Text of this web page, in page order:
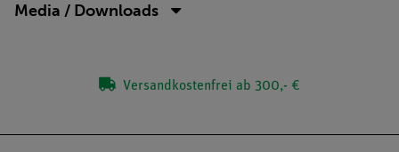
Media / Downloads
Versandkostenfrei ab 300,- €